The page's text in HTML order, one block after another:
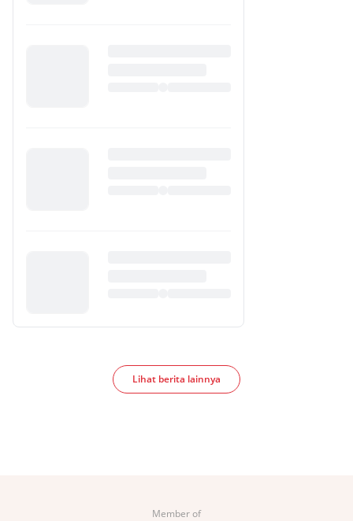
Lihat berita lainnya
Member of